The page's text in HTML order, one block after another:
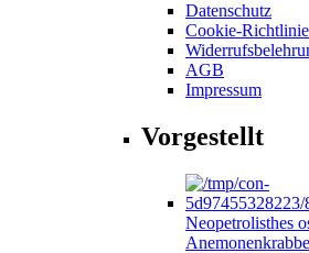
Datenschutz
Cookie-
AGB
Impressum
Vorgestellt
Neopetrolisthes
Anemonenkrabbe